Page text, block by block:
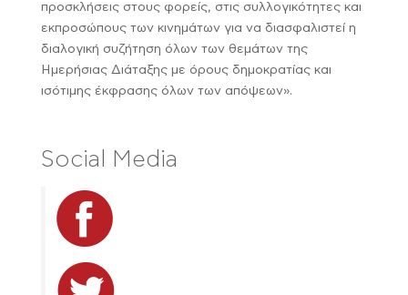
προσκλήσεις στους φορείς, στις συλλογικότητες και
εκπροσώπους των κινημάτων για να διασφαλιστεί η
διαλογική συζήτηση όλων των θεμάτων της
Ημερήσιας Διάταξης με όρους δημοκρατίας και
ισότιμης έκφρασης όλων των απόψεων».
Social Media